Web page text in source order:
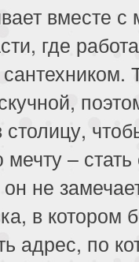
вместе с
где
–
не
в котором
адрес, по